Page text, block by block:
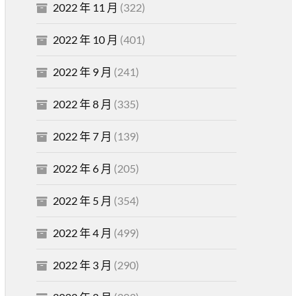
2022 年 11 月 (322)
2022 年 10 月 (401)
2022 年 9 月 (241)
2022 年 8 月 (335)
2022 年 7 月 (139)
2022 年 6 月 (205)
2022 年 5 月 (354)
2022 年 4 月 (499)
2022 年 3 月 (290)